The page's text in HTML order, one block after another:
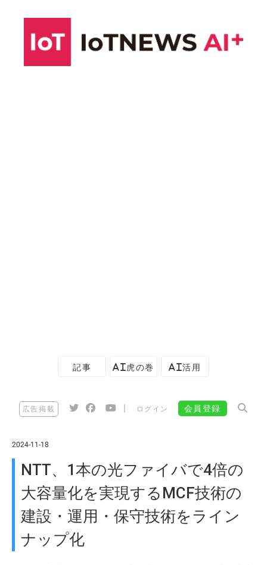
記事 AI虎の巻 AI活用
広告掲載 ログイン 会員登録
2024-11-18
NTT、1本の光ファイバで4倍の
大容量化を実現するMCF技術の
建設・運用・保守技術をライン
ナップ化